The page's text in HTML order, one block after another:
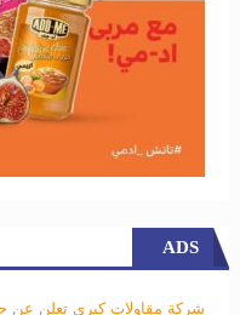
ADS
شركة مقاولات كبري تعلن عن